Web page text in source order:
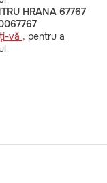
HRANA 67767
vă , pentru a